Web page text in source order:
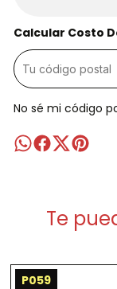
Calcular Costo
No sé mi código
Te
P059